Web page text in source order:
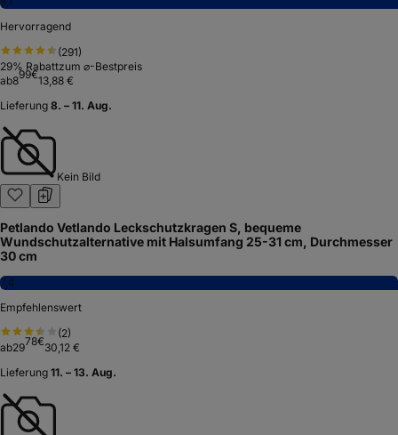
Hervorragend
(291)
29% Rabattzum ⌀-Bestpreis
ab899€13,88 €
Lieferung 8. – 11. Aug.
Kein Bild
Petlando Vetlando Leckschutzkragen S, bequeme
Wundschutzalternative mit Halsumfang 25-31 cm, Durchmesser
30 cm
7,4
Empfehlenswert
(2)
ab2978€30,12 €
Lieferung 11. – 13. Aug.